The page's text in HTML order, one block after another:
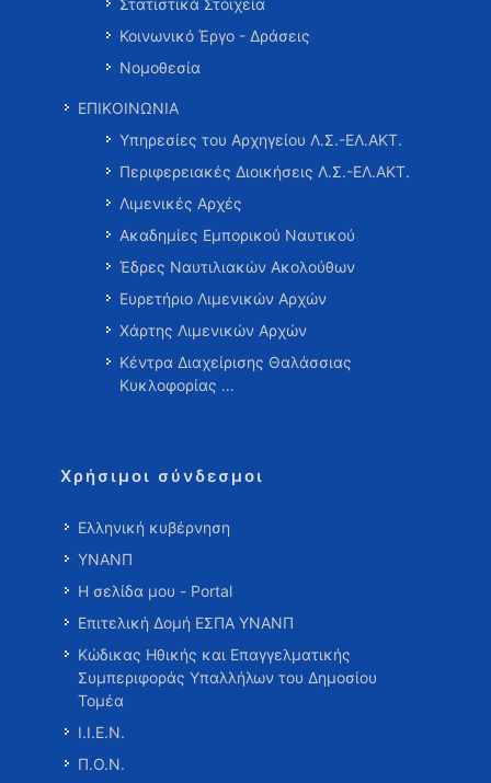
Στατιστικά Στοιχεία
Κοινωνικό Έργο - Δράσεις
Νομοθεσία
ΕΠΙΚΟΙΝΩΝΙΑ
Υπηρεσίες του Αρχηγείου Λ.Σ.-ΕΛ.ΑΚΤ.
Περιφερειακές Διοικήσεις Λ.Σ.-ΕΛ.ΑΚΤ.
Λιμενικές Αρχές
Ακαδημίες Εμπορικού Ναυτικού
Έδρες Ναυτιλιακών Ακολούθων
Ευρετήριο Λιμενικών Αρχών
Χάρτης Λιμενικών Αρχών
Κέντρα Διαχείρισης Θαλάσσιας
Κυκλοφορίας …
Χρήσιμοι σύνδεσμοι
Ελληνική κυβέρνηση
ΥΝΑΝΠ
Η σελίδα μου - Portal
Επιτελική Δομή ΕΣΠΑ ΥΝΑΝΠ
Κώδικας Ηθικής και Επαγγελματικής
Συμπεριφοράς Υπαλλήλων του Δημοσίου
Τομέα
Ι.Ι.Ε.Ν.
Π.Ο.Ν.